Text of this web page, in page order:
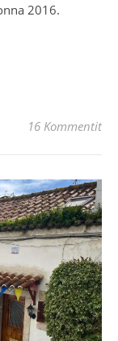
2016.
16 Kommentit